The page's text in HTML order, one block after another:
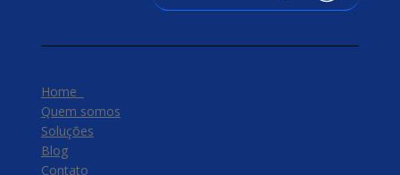
Home
Quem somos
Soluções
Blog
Contato